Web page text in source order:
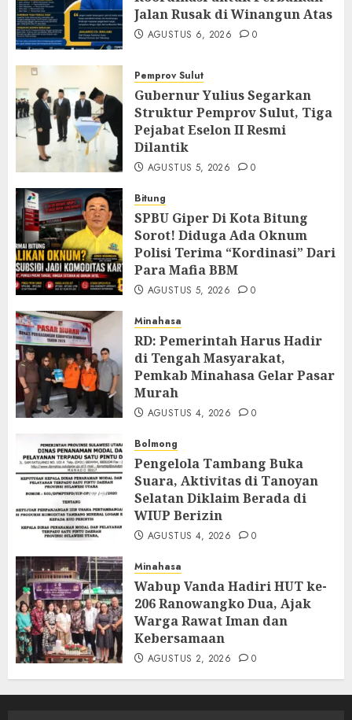
Jalan Rusak di Winangun Atas
AGUSTUS 6, 2026 0
Pemprov Sulut
Gubernur Yulius Segarkan
Struktur Pemprov Sulut, Tiga
Pejabat Eselon II Resmi
Dilantik
AGUSTUS 5, 2026 0
Bitung
SPBU Giper Di Kota Bitung
Sorot! Diduga Ada Oknum
Polisi Terima “Kordinasi” Dari
Para Mafia BBM
AGUSTUS 5, 2026 0
Minahasa
RD: Pemerintah Harus Hadir
di Tengah Masyarakat,
Pemkab Minahasa Gelar Pasar
Murah
AGUSTUS 4, 2026 0
Bolmong
Pengelola Tambang Buka
Suara, Aktivitas di Tanoyan
Selatan Diklaim Berada di
WIUP Berizin
AGUSTUS 4, 2026 0
Minahasa
Wabup Vanda Hadiri HUT ke-
206 Ranowangko Dua, Ajak
Warga Rawat Iman dan
Kebersamaan
AGUSTUS 2, 2026 0